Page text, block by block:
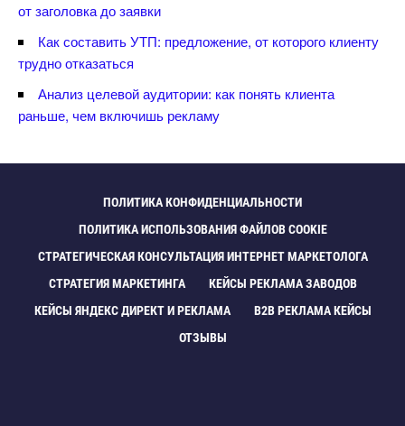
от заголовка до заявки
Как составить УТП: предложение, от которого клиенту
трудно отказаться
Анализ целевой аудитории: как понять клиента
раньше, чем включишь рекламу
ПОЛИТИКА КОНФИДЕНЦИАЛЬНОСТИ
ПОЛИТИКА ИСПОЛЬЗОВАНИЯ ФАЙЛОВ COOKIE
СТРАТЕГИЧЕСКАЯ КОНСУЛЬТАЦИЯ ИНТЕРНЕТ МАРКЕТОЛОГА
СТРАТЕГИЯ МАРКЕТИНГА
КЕЙСЫ РЕКЛАМА ЗАВОДО
КЕЙСЫ ЯНДЕКС ДИРЕКТ И РЕКЛАМА
B2B РЕКЛАМА КЕЙСЫ
ОТЗЫВЫ